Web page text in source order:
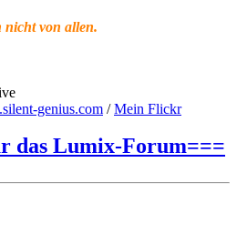
nicht von allen.
genius.com /Mein Flickr
das Lumix-Forum===